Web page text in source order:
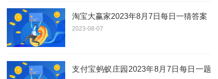
淘宝大赢家2023年8月7日每日一猜答案
2023-08-07
支付宝蚂蚁庄园2023年8月7日每日一题